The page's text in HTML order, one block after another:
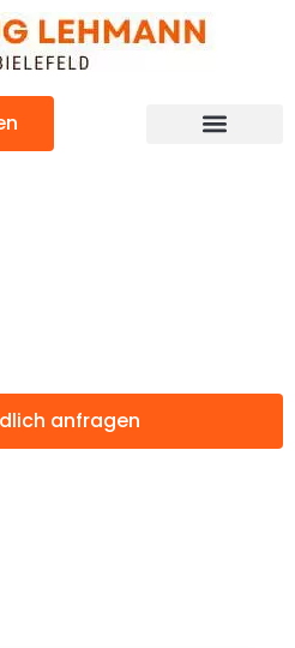
anfragen